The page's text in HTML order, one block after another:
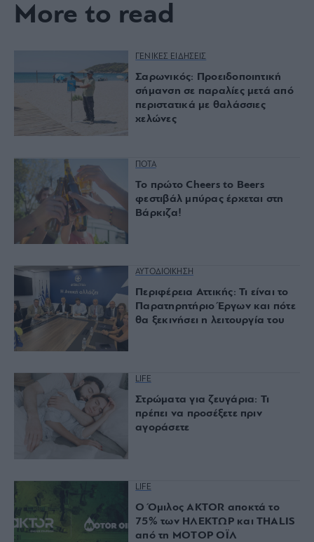
More to read
ΓΕΝΙΚΕΣ ΕΙΔΗΣΕΙΣ
Σαρωνικός: Προειδοποιητική
σήμανση σε παραλίες μετά από
περιστατικά με θαλάσσιες
χελώνες
ΠΟΤΑ
Το πρώτο Cheers to Beers
φεστιβάλ μπύρας έρχεται στη
Βάρκιζα!
ΑΥΤΟΔΙΟΙΚΗΣΗ
Περιφέρεια Αττικής: Τι είναι το
Παρατηρητήριο Έργων και πότε
θα ξεκινήσει η λειτουργία του
LIFE
Στρώματα για ζευγάρια: Τι
πρέπει να προσέξετε πριν
αγοράσετε
LIFE
Ο Όμιλος AKTOR αποκτά το
75% των ΗΛΕΚΤΩΡ και THALIS
από τη ΜΟΤΟΡ ΟΪΛ